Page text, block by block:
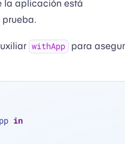
la aplicación está
withApp
para
in